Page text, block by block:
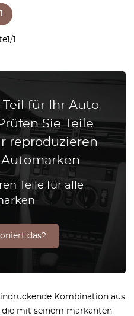
1/1
1
für Ihr Auto
Sie Teile
reproduzieren
Automarken
Teile für alle
das?
Kombination aus
mit seinem markanten